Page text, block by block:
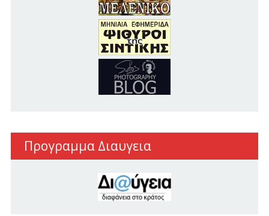
Προγραμμα Διαυγεια